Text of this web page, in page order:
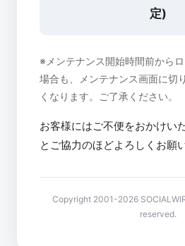
定)
※メンテナンス開始時間前から
場合も、メンテナンス画面に切
くなります。ご了承ください。
お客様にはご不便をおかけい
とご協力のほどよろしくお願
Copyright 2001-2026
reserved.